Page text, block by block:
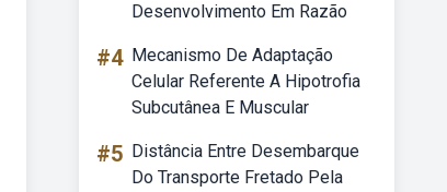
Desenvolvimento Em Razão
#4 Mecanismo De Adaptação
Celular Referente A Hipotrofia
Subcutânea E Muscular
#5 Distância Entre Desembarque
Do Transporte Fretado Pela